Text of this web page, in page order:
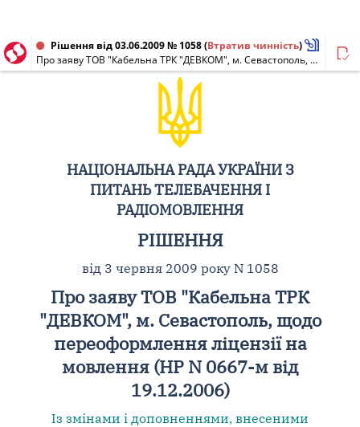
Рішення від 03.06.2009 № 1058(Втратив чинність)
Про заяву ТОВ "Кабельна ТРК "ДЕВКОМ", м. Севастополь, щодо переоформлення ліцензії на мовлення (НР N 0667-м від 19.12.2006)
НАЦІОНАЛЬНА РАДА УКРАЇНИ З
ПИТАНЬ ТЕЛЕБАЧЕННЯ І
РАДІОМОВЛЕННЯ
РІШЕННЯ
від 3 червня 2009 року N 1058
Про заяву ТОВ "Кабельна ТРК
"ДЕВКОМ", м. Севастополь, щодо
переоформлення ліцензії на
мовлення (НР N 0667-м від
19.12.2006)
Із змінами і доповненнями, внесеними